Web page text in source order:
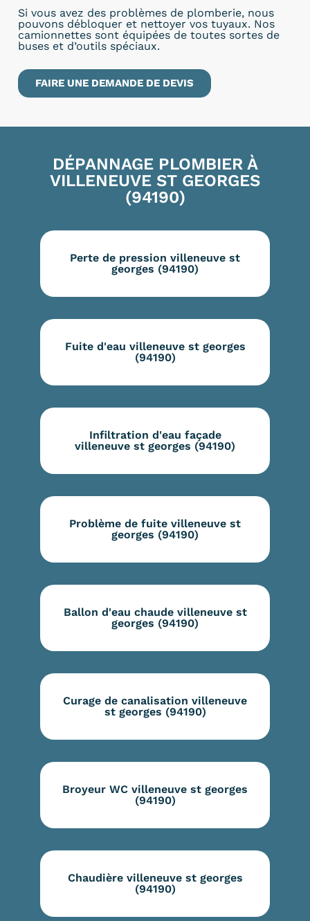
Si vous avez des problèmes de plomberie, nous
pouvons débloquer et nettoyer vos tuyaux. Nos
camionnettes sont équipées de toutes sortes de
buses et d’outils spéciaux.
FAIRE UNE DEMANDE DE DEVIS
DÉPANNAGE PLOMBIER À
VILLENEUVE ST GEORGES
(94190)
Perte de pression villeneuve st
georges (94190)
Fuite d'eau villeneuve st georges
(94190)
Infiltration d'eau façade
villeneuve st georges (94190)
Problème de fuite villeneuve st
georges (94190)
Ballon d'eau chaude villeneuve st
georges (94190)
Curage de canalisation villeneuve
st georges (94190)
Broyeur WC villeneuve st georges
(94190)
Chaudière villeneuve st georges
(94190)